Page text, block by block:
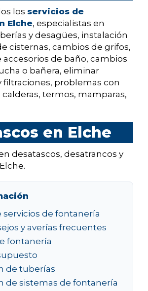
los servicios de
Elche, especialistas en
y desagües, instalación
cisternas, cambios de grifos,
accesorios de baño, cambios
o bañera, eliminar
filtraciones, problemas con
termos, mamparas,
en Elche
desatascos, desatrancos y
servicios de fontanería
y averías frecuentes
fontanería
de tuberías
de sistemas de fontanería